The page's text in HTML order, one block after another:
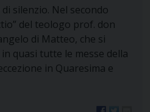
silenzio. Nel secondo
del teologo prof. don
di Matteo, che si
quasi tutte le messe della
in Quaresima e